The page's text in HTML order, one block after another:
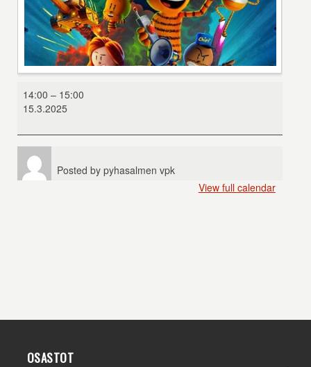
14:00 – 15:00
15.3.2025
Posted by pyhasalmen vpk
View full calendar
OSASTOT